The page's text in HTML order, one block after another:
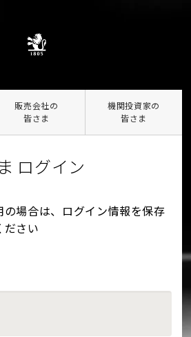
販売会社の
皆さま
機関投資家の
皆さま
ログイン
場合は、ログイン情報を保存
ださい